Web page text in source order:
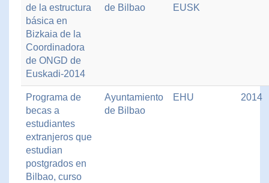
de la estructura
básica en
Bizkaia de la
Coordinadora
de ONGD de
Euskadi-2014
de Bilbao
EUSK
Programa de
becas a
estudiantes
extranjeros que
estudian
postgrados en
Bilbao, curso
Ayuntamiento
de Bilbao
EHU 2014